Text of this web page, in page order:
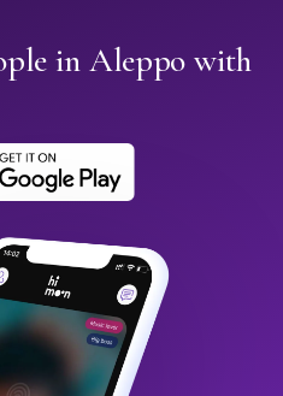
in Aleppo with